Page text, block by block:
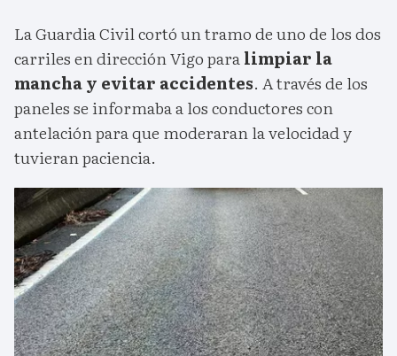
La Guardia Civil cortó un tramo de uno de los dos
carriles en dirección Vigo paralimpiar la
mancha y evitar accidentes. A través de los
paneles se informaba a los conductores con
antelación para que moderaran la velocidad y
tuvieran paciencia.